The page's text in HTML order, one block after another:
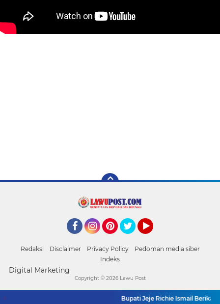
Redaksi Disclaimer Privacy Policy
Pedoman media siber
Indeks
Digital Marketing
Bupati Jeje Richie Ismail Berikan
Copyright © 2026 Lawu Post